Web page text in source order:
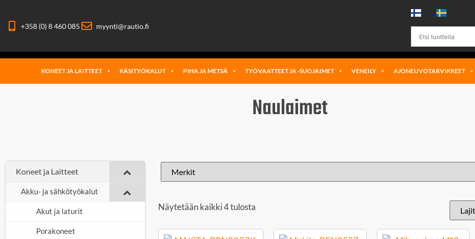
+358 (0) 8 460 085 myynti@rautio.fi
KONEET JA LAITTEET KÄSITYÖKALUT PIHA JA METSÄ TYÖVAATTEET JA -SUOJAIMET VENEILY AJONEUVOTARVIKKEET
Naulaimet
Koneet ja Laitteet
Akku- ja sähkötyökalut
Akut ja laturit
Porakoneet
Näytetään kaikki 4 tulosta